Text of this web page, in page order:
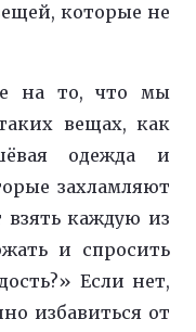
которые не
на то, что мы
вещах, как
одежда и
захламляют
взять каждую из
и спросить
Если нет,
избавиться от